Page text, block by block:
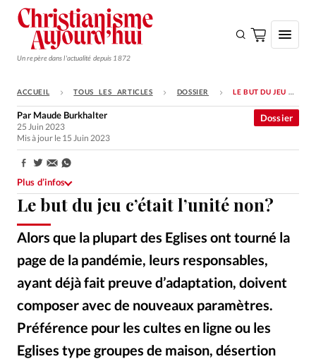
Un repère dans l'actualité depuis 1872
S'ABONNER
Monde
Opinions
Tous les articles
Faire un don
Emploi
Se connecter
Édition: Internationale
Devise:
ACCUEIL TOUS LES ARTICLES DOSSIER LE BUT DU JEU C’ÉTAIT L’UNITÉ NON?
Le but du jeu c’était l’unité non?
Alors que la plupart des Eglises ont tourné la
page de la pandémie, leurs responsables,
ayant déjà fait preuve d’adaptation, doivent
composer avec de nouveaux paramètres.
Préférence pour les cultes en ligne ou les
Eglises type groupes de maison, désertion
Dossier
Par Maude Burkhalter
25 Juin 2023
Mis à jour le 15 Juin 2023
Partager:
Plus d’infos